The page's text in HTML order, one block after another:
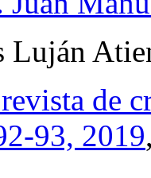
Luján
de
93, 2019